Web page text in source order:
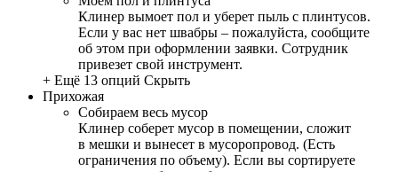
Клинер вымоет пол и уберет пыль с плинтусов.
Если у вас нет швабры – пожалуйста, сообщите
об этом при оформлении заявки. Сотрудник
привезет свой инструмент.
+ Ещё 13 опций Скрыть
Прихожая
Собираем весь мусор
Клинер соберет мусор в помещении, сложит
в мешки и вынесет в мусоропровод. (Есть
ограничения по объему). Если вы сортируете